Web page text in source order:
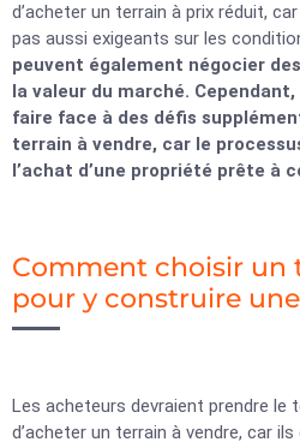
d’acheter un terrain à prix réduit,
pas aussi exigeants sur les
peuvent également négocier
la valeur du marché.
faire face à des défis
terrain à vendre, car le
l’achat d’une propriété prête à
Comment choisir un
pour y construire
Les acheteurs devraient prendre le
d’acheter un terrain à vendre, car